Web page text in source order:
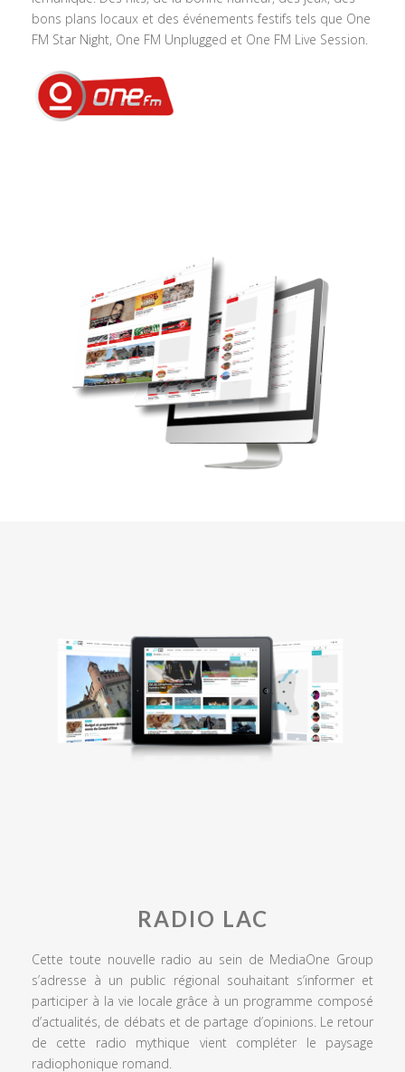
bons plans locaux et des événements festifs tels que One
FM Star Night, One FM Unplugged et One FM Live Session.
RADIO LAC
Cette toute nouvelle radio au sein de MediaOne Group
s’adresse à un public régional souhaitant s’informer et
participer à la vie locale grâce à un programme composé
d’actualités, de débats et de partage d’opinions. Le retour
de cette radio mythique vient compléter le paysage
radiophonique romand.